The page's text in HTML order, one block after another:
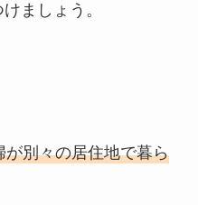
ましょう。
別々の居住地で暮ら